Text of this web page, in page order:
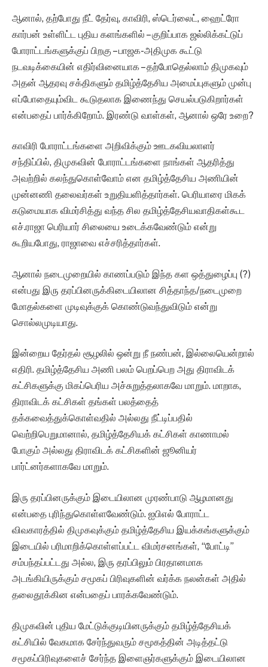
ஆனால், தற்போது நீட் தேர்வு, காவிரி, ஸ்டெர்லைட், ஹைட்ரோ
கார்பன் உள்ளிட்ட புதிய களங்களில் – குறிப்பாக ஜல்லிக்கட்டுப்
போராட்டங்களுக்குப் பிறகு – பாஜக-அதிமுக கூட்டு
நடவடிக்கையின் எதிர்வினையாக – தற்போதெல்லாம் திமுகவும்
அதன் ஆதரவு சக்திகளும் தமிழ்த்தேசிய அமைப்புகளும் முன்பு
எப்போதையும்விட கூடுதலாக இணைந்து செயல்படுகிறார்கள்
என்பதைப் பார்க்கிறோம். இரண்டு வாள்கள், ஆனால் ஒரே உறை?
காவிரி போராட்டங்களை அறிவிக்கும் ஊடகவியலாளர்
சந்திப்பில், திமுகவின் போராட்டங்களை நாங்கள் ஆதரித்து
அவற்றில் கலந்துகொள்வோம் என தமிழ்த்தேசிய அணியின்
முன்னணி தலைவர்கள் உறுதியளித்தார்கள். பெரியாரை மிகக்
கடுமையாக விமர்சித்து வந்த சில தமிழ்த்தேசியவாதிகள்கூட
எச்.ராஜா பெரியார் சிலையை உடைக்கவேண்டும் என்று
கூறியபோது, ராஜாவை எச்சரித்தார்கள்.
ஆனால் நடைமுறையில் காணப்படும் இந்த கள ஒத்துழைப்பு (?)
என்பது இரு தரப்பினருக்கிடையிலான சித்தாந்த/நடைமுறை
மோதல்களை முடிவுக்குக் கொண்டுவந்துவிடும் என்று
சொல்லமுடியாது.
இன்றைய தேர்தல் சூழலில் ஒன்று நீ நண்பன், இல்லையென்றால்
எதிரி. தமிழ்த்தேசிய அணி பலம் பெறப்பெற அது திராவிடக்
கட்சிகளுக்கு மிகப்பெரிய அச்சுறுத்தலாகவே மாறும். மாறாக,
திராவிடக் கட்சிகள் தங்கள் பலத்தைத்
தக்கவைத்துக்கொள்வதில் அல்லது நீட்டிப்பதில்
வெற்றிபெறுமானால், தமிழ்த்தேசியக் கட்சிகள் காணாமல்
போகும் அல்லது திராவிடக் கட்சிகளின் ஜூனியர்
பார்ட்னர்களாகவே மாறும்.
இரு தரப்பினருக்கும் இடையிலான முரண்பாடு ஆழமானது
என்பதை புரிந்துகொள்ளவேண்டும். ஐபிஎல் போராட்ட
விவகாரத்தில் திமுகவுக்கும் தமிழ்த்தேசிய இயக்கங்களுக்கும்
இடையில் பரிமாறிக்கொள்ளப்பட்ட விமர்சனங்கள், “போட்டி”
சம்பந்தப்பட்டது அல்ல, இரு தரப்பிலும் பிரதானமாக
அடங்கியிருக்கும் சமூகப் பிரிவுகளின் வர்க்க நலன்கள் அதில்
தலைதூக்கின என்பதைப் பாரக்கவேண்டும்.
திமுகவின் புதிய மேட்டுக்குடியினருக்கும் தமிழ்த்தேசியக்
கட்சியில் வேகமாக சேர்ந்துவரும் சமூகத்தின் அடித்தட்டு
சமூகப்பிரிவுகளைச் சேர்ந்த இளைஞர்களுக்கும் இடையிலான